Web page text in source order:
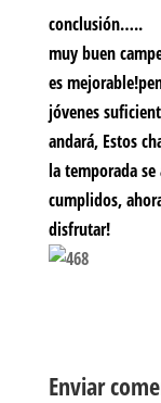
conclusión…..
muy buen
es
jóvenes
andará, Estos
la temporada
cumplidos,
disfrutar!
Enviar